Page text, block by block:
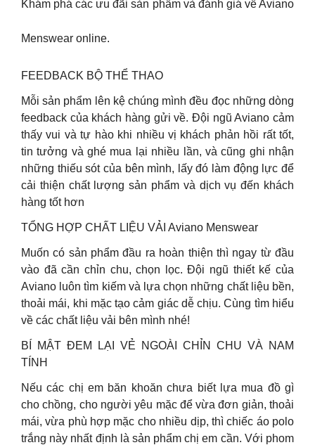
Khám phá các ưu đãi sản phẩm và đánh giá về Aviano
Menswear online.
FEEDBACK BỘ THỂ THAO
Mỗi sản phẩm lên kệ chúng mình đều đọc những dòng
feedback của khách hàng gửi về. Đội ngũ Aviano cảm
thấy vui và tự hào khi nhiều vị khách phản hồi rất tốt,
tin tưởng và ghé mua lại nhiều lần, và cũng ghi nhận
những thiếu sót của bên mình, lấy đó làm động lực để
cải thiện chất lượng sản phẩm và dịch vụ đến khách
hàng tốt hơn
TỔNG HỢP CHẤT LIỆU VẢI Aviano Menswear
Muốn có sản phẩm đầu ra hoàn thiện thì ngay từ đầu
vào đã cần chỉn chu, chọn lọc. Đội ngũ thiết kế của
Aviano luôn tìm kiếm và lựa chọn những chất liệu bền,
thoải mái, khi mặc tạo cảm giác dễ chịu. Cùng tìm hiểu
về các chất liệu vải bên mình nhé!
BÍ MẬT ĐEM LẠI VẺ NGOÀI CHỈN CHU VÀ NAM
TÍNH
Nếu các chị em băn khoăn chưa biết lựa mua đồ gì
cho chồng, cho người yêu mặc để vừa đơn giản, thoải
mái, vừa phù hợp mặc cho nhiều dịp, thì chiếc áo polo
trắng này nhất định là sản phẩm chị em cần. Với phom